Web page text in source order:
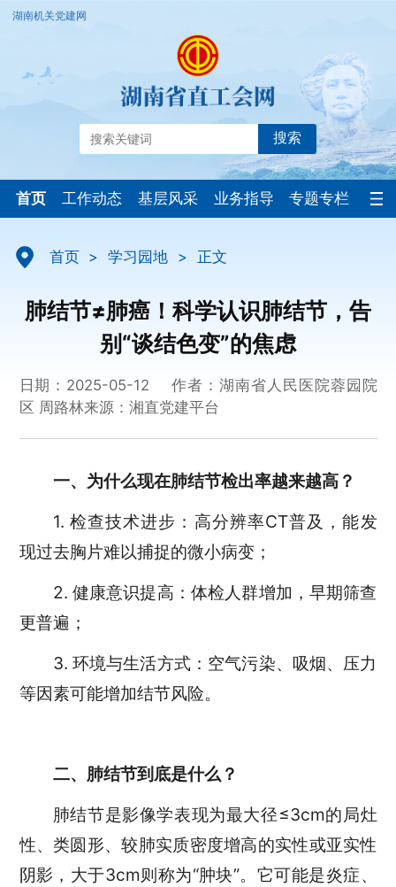
湖南机关党建网
搜索
首页 工作动态 基层风采 业务指导 专题专栏
首页 > 学习园地 > 正文
肺结节≠肺癌！科学认识肺结节，告
别“谈结色变”的焦虑
日期：2025-05-12
作者：湖南省人民医院蓉园院
区 周路林来源：湘直党建平台
一、为什么现在肺结节检出率越来越高？
1. 检查技术进步：高分辨率CT普及，能发
现过去胸片难以捕捉的微小病变；
2. 健康意识提高：体检人群增加，早期筛查
更普遍；
3. 环境与生活方式：空气污染、吸烟、压力
等因素可能增加结节风险。
二、肺结节到底是什么？
肺结节是影像学表现为最大径≤3cm的局灶
性、类圆形、较肺实质密度增高的实性或亚实性
阴影，大于3cm则称为“肿块”。它可能是炎症、